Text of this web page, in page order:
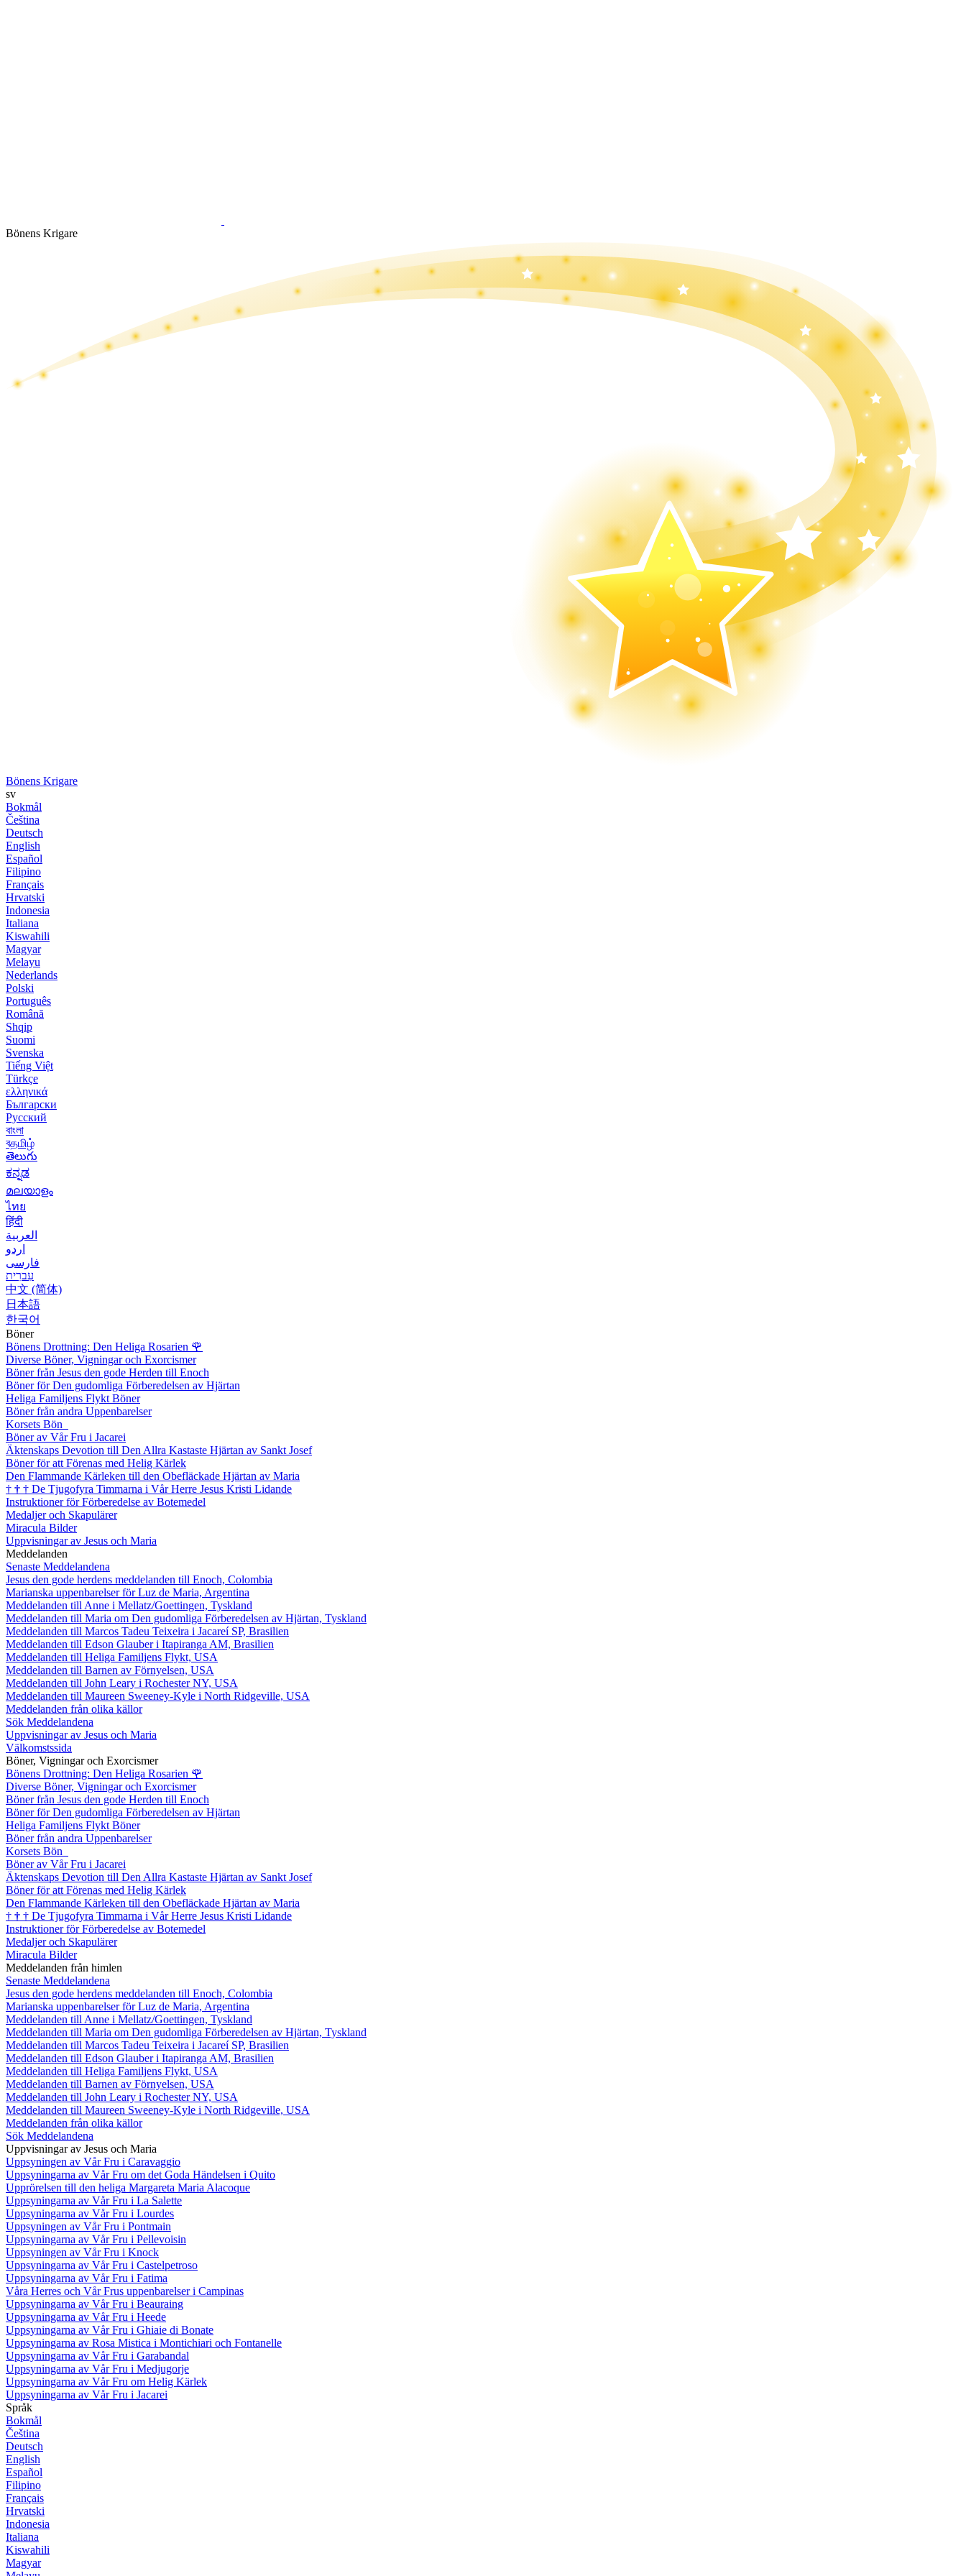
Bönens Krigare
Bönens Krigare
sv
Bokmål
Čeština
Deutsch
English
Español
Filipino
Français
Hrvatski
Indonesia
Italiana
Kiswahili
Magyar
Melayu
Nederlands
Polski
Português
Română
Shqip
Suomi
Svenska
Tiếng Việt
Türkçe
ελληνικά
Български
Русский
বাংলা
বதமிழ்
తెలుగు
ಕನ್ನಡ
മലയാളം
ไทย
हिंदी
العربية
اردو
فارسی
עִברִית
中文 (简体)
日本語
한국어
Böner
Bönens Drottning: Den Heliga Rosarien 🌹
Diverse Böner, Vigningar och Exorcismer
Böner från Jesus den gode Herden till Enoch
Böner för Den gudomliga Förberedelsen av Hjärtan
Heliga Familjens Flykt Böner
Böner från andra Uppenbarelser
Korsets Bön
Böner av Vår Fru i Jacarei
Äktenskaps Devotion till Den Allra Kastaste Hjärtan av Sankt Josef
Böner för att Förenas med Helig Kärlek
Den Flammande Kärleken till den Obefläckade Hjärtan av Maria
† † † De Tjugofyra Timmarna i Vår Herre Jesus Kristi Lidande
Instruktioner för Förberedelse av Botemedel
Medaljer och Skapulärer
Miracula Bilder
Uppvisningar av Jesus och Maria
Meddelanden
Senaste Meddelandena
Jesus den gode herdens meddelanden till Enoch, Colombia
Marianska uppenbarelser för Luz de Maria, Argentina
Meddelanden till Anne i Mellatz/Goettingen, Tyskland
Meddelanden till Maria om Den gudomliga Förberedelsen av Hjärtan, Tyskland
Meddelanden till Marcos Tadeu Teixeira i Jacareí SP, Brasilien
Meddelanden till Edson Glauber i Itapiranga AM, Brasilien
Meddelanden till Heliga Familjens Flykt, USA
Meddelanden till Barnen av Förnyelsen, USA
Meddelanden till John Leary i Rochester NY, USA
Meddelanden till Maureen Sweeney-Kyle i North Ridgeville, USA
Meddelanden från olika källor
Sök Meddelandena
Uppvisningar av Jesus och Maria
Välkomstssida
Böner, Vigningar och Exorcismer
Bönens Drottning: Den Heliga Rosarien 🌹
Diverse Böner, Vigningar och Exorcismer
Böner från Jesus den gode Herden till Enoch
Böner för Den gudomliga Förberedelsen av Hjärtan
Heliga Familjens Flykt Böner
Böner från andra Uppenbarelser
Korsets Bön
Böner av Vår Fru i Jacarei
Äktenskaps Devotion till Den Allra Kastaste Hjärtan av Sankt Josef
Böner för att Förenas med Helig Kärlek
Den Flammande Kärleken till den Obefläckade Hjärtan av Maria
† † † De Tjugofyra Timmarna i Vår Herre Jesus Kristi Lidande
Instruktioner för Förberedelse av Botemedel
Medaljer och Skapulärer
Miracula Bilder
Meddelanden från himlen
Senaste Meddelandena
Jesus den gode herdens meddelanden till Enoch, Colombia
Marianska uppenbarelser för Luz de Maria, Argentina
Meddelanden till Anne i Mellatz/Goettingen, Tyskland
Meddelanden till Maria om Den gudomliga Förberedelsen av Hjärtan, Tyskland
Meddelanden till Marcos Tadeu Teixeira i Jacareí SP, Brasilien
Meddelanden till Edson Glauber i Itapiranga AM, Brasilien
Meddelanden till Heliga Familjens Flykt, USA
Meddelanden till Barnen av Förnyelsen, USA
Meddelanden till John Leary i Rochester NY, USA
Meddelanden till Maureen Sweeney-Kyle i North Ridgeville, USA
Meddelanden från olika källor
Sök Meddelandena
Uppvisningar av Jesus och Maria
Uppsyningen av Vår Fru i Caravaggio
Uppsyningarna av Vår Fru om det Goda Händelsen i Quito
Upprörelsen till den heliga Margareta Maria Alacoque
Uppsyningarna av Vår Fru i La Salette
Uppsyningarna av Vår Fru i Lourdes
Uppsyningen av Vår Fru i Pontmain
Uppsyningarna av Vår Fru i Pellevoisin
Uppsyningen av Vår Fru i Knock
Uppsyningarna av Vår Fru i Castelpetroso
Uppsyningarna av Vår Fru i Fatima
Våra Herres och Vår Frus uppenbarelser i Campinas
Uppsyningarna av Vår Fru i Beauraing
Uppsyningarna av Vår Fru i Heede
Uppsyningarna av Vår Fru i Ghiaie di Bonate
Uppsyningarna av Rosa Mistica i Montichiari och Fontanelle
Uppsyningarna av Vår Fru i Garabandal
Uppsyningarna av Vår Fru i Medjugorje
Uppsyningarna av Vår Fru om Helig Kärlek
Uppsyningarna av Vår Fru i Jacarei
Språk
Bokmål
Čeština
Deutsch
English
Español
Filipino
Français
Hrvatski
Indonesia
Italiana
Kiswahili
Magyar